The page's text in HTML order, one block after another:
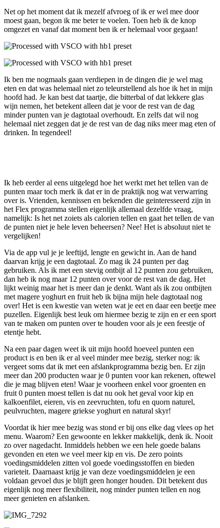
Net op het moment dat ik mezelf afvroeg of ik er wel mee door
moest gaan, begon ik me beter te voelen. Toen heb ik de knop
omgezet en vanaf dat moment ben ik er helemaal voor gegaan!
Ik ben me nogmaals gaan verdiepen in de dingen die je wel mag
eten en dat was helemaal niet zo teleurstellend als hoe ik het in mijn
hoofd had. Je kan best dat taartje, die bitterbal of dat lekkere glas
wijn nemen, het betekent alleen dat je voor de rest van de dag
minder punten van je dagtotaal overhoudt. En zelfs dat wil nog
helemaal niet zeggen dat je de rest van de dag niks meer mag eten of
drinken. In tegendeel!
Ik heb eerder al eens uitgelegd hoe het werkt met het tellen van de
punten maar toch merk ik dat er in de praktijk nog wat verwarring
over is. Vrienden, kennissen en bekenden die geinteresseerd zijn in
het Flex programma stellen eigenlijk allemaal dezelfde vraag,
namelijk: Is het net zoiets als calorien tellen en gaat het tellen de van
de punten niet je hele leven beheersen? Nee! Het is absoluut niet te
vergelijken!
Via de app vul je je leeftijd, lengte en gewicht in. Aan de hand
daarvan krijg je een dagtotaal. Zo mag ik 24 punten per dag
gebruiken. Als ik met een stevig ontbijt al 12 punten zou gebruiken,
dan heb ik nog maar 12 punten over voor de rest van de dag. Het
lijkt weinig maar het is meer dan je denkt. Want als ik zou ontbijten
met magere yoghurt en fruit heb ik bijna mijn hele dagtotaal nog
over! Het is een kwestie van weten wat je eet en daar een beetje mee
puzellen. Eigenlijk best leuk om hiermee bezig te zijn en er een sport
van te maken om punten over te houden voor als je een feestje of
etentje hebt.
Na een paar dagen weet ik uit mijn hoofd hoeveel punten een
product is en ben ik er al veel minder mee bezig, sterker nog: ik
vergeet soms dat ik met een afslankprogramma bezig ben. Er zijn
meer dan 200 producten waar je 0 punten voor kan rekenen, oftewel
die je mag blijven eten! Waar je voorheen enkel voor groenten en
fruit 0 punten moest tellen is dat nu ook het geval voor kip en
kalkoenfilet, eieren, vis en zeevruchten, tofu en quorn naturel,
peulvruchten, magere griekse yoghurt en natural skyr!
Voordat ik hier mee bezig was stond er bij ons elke dag vlees op het
menu. Waarom? Een gewoonte en lekker makkelijk, denk ik. Nooit
zo over nagedacht. Inmiddels hebben we een hele goede balans
gevonden en eten we veel meer kip en vis. De zero points
voedingsmiddelen zitten vol goede voedingsstoffen en bieden
varieteit. Daarnaast krijg je van deze voedingsmiddelen je een
voldaan gevoel dus je blijft geen honger houden. Dit betekent dus
eigenlijk nog meer flexibiliteit, nog minder punten tellen en nog
meer genieten en afslanken.